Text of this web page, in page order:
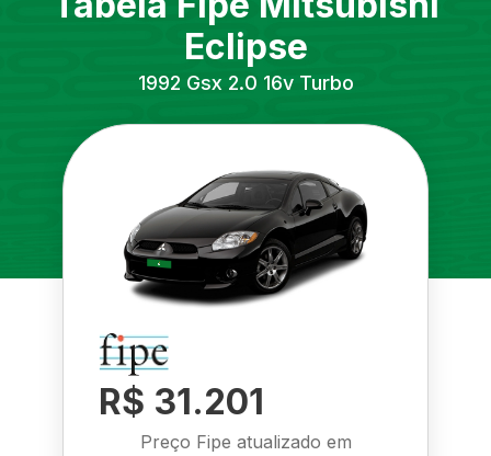
Eclipse
1992 Gsx 2.0 16v Turbo
R$ 31.201
Preço Fipe atualizado em